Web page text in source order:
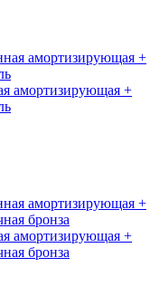
амортизирующая +
амортизирующая +
бронза